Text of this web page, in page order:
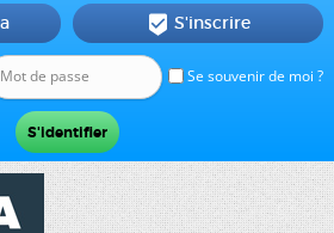
Se souvenir de moi ?
 S'inscrire